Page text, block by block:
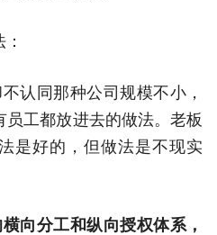
认同那种公司规模不小，
工都放进去的做法。老板
是好的，但做法是不现实
向分工和纵向授权体系，